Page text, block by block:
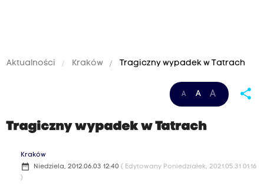
Aktualności Kraków Tragiczny wypadek w Tatrach
A A A share
Tragiczny wypadek w Tatrach
Kraków
date_range Niedziela, 2012.06.03 12:40 ( Edytowany Poniedziałek, 2021.05.31 01:16
)